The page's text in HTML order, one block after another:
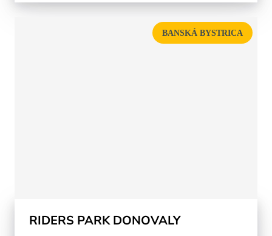
BANSKÁ BYSTRICA
RIDERS PARK DONOVALY